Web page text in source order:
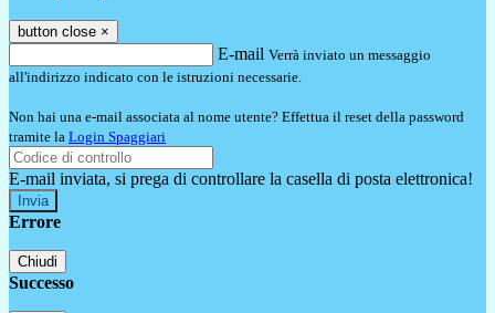
button close ×
E-mail Verrà inviato un messaggio
all'indirizzo indicato con le istruzioni necessarie.
Non hai una e-mail associata al nome utente? Effettua il reset della password
tramite la Login Spaggiari
E-mail inviata, si prega di controllare la casella di posta elettronica!
Errore
Chiudi
Successo